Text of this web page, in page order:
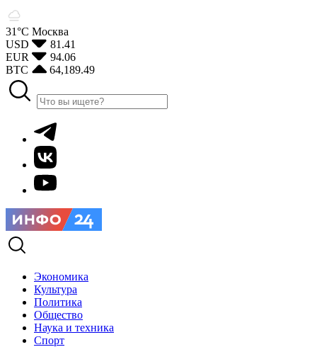
31°С Москва
USD
81.41
EUR
94.06
BTC
64,189.49
Экономика
Культура
Политика
Общество
Наука и техника
Спорт